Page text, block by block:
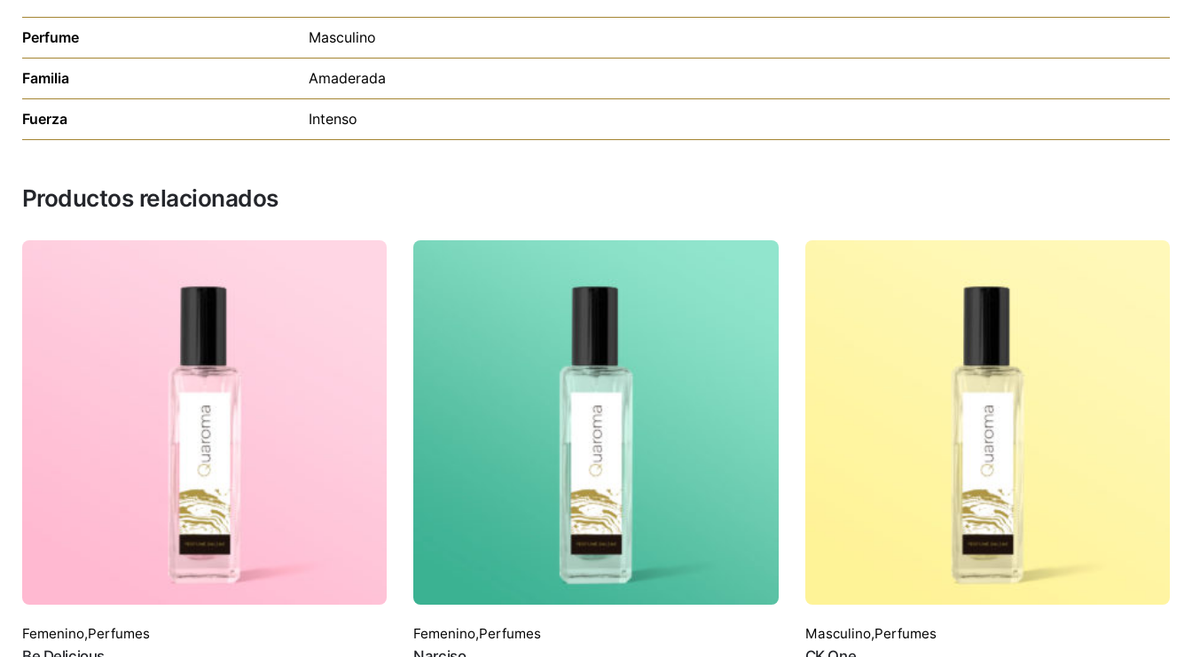
Perfume Masculino
Familia Amaderada
Fuerza Intenso
Productos relacionados
Femenino,Perfumes Femenino,Perfumes Masculino,Perfumes